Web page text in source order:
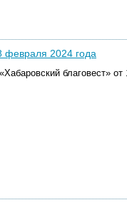
февраля 2024 года
благовест»